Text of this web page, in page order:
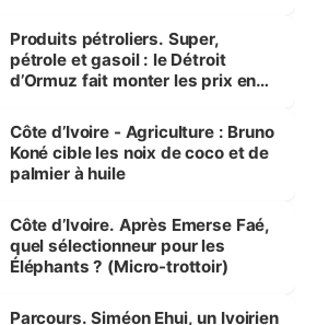
menacées
Produits pétroliers. Super,
pétrole et gasoil : le Détroit
d’Ormuz fait monter les prix en
Côte d’Ivoire - Agriculture : Bruno
Koné cible les noix de coco et de
palmier à huile
Côte d’Ivoire. Après Emerse Faé,
quel sélectionneur pour les
Éléphants ? (Micro-trottoir)
Parcours. Siméon Ehui, un Ivoirien